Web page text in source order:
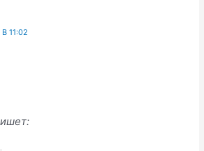
11:02